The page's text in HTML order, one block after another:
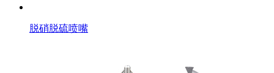
脱硝脱硫喷嘴